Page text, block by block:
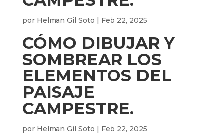
por Helman Gil Soto | Feb 22, 2025
CÓMO DIBUJAR Y
SOMBREAR LOS
ELEMENTOS DEL
PAISAJE
CAMPESTRE.
por Helman Gil Soto | Feb 22, 2025